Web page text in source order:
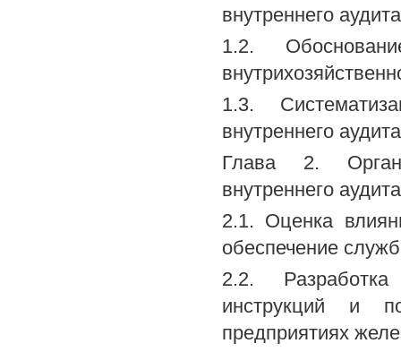
внутреннего аудита
1.2.
1.3.
внутреннего аудита
Глава 2.
внутреннего
2.1. Оценка
обеспечение
2.2.
инструкций и
предприятиях